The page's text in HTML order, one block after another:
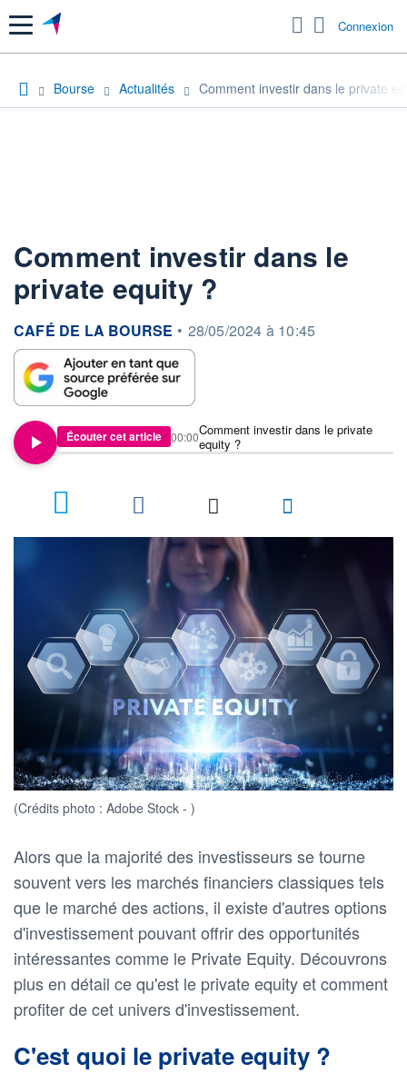
Menu Connexion
Bourse Actualités Comment investir dans le private
Comment investir dans le
private equity ?
information fournie par
CAFÉ DE LA BOURSE • 28/05/2024 à 10:45
Écouter cet article
Comment investir dans le private
equity ?
00:00
(Crédits photo : Adobe Stock - )
Alors que la majorité des investisseurs se tourne
souvent vers les marchés financiers classiques tels
que le marché des actions, il existe d'autres options
d'investissement pouvant offrir des opportunités
intéressantes comme le Private Equity. Découvrons
plus en détail ce qu'est le private equity et comment
profiter de cet univers d'investissement.
C'est quoi le private equity ?